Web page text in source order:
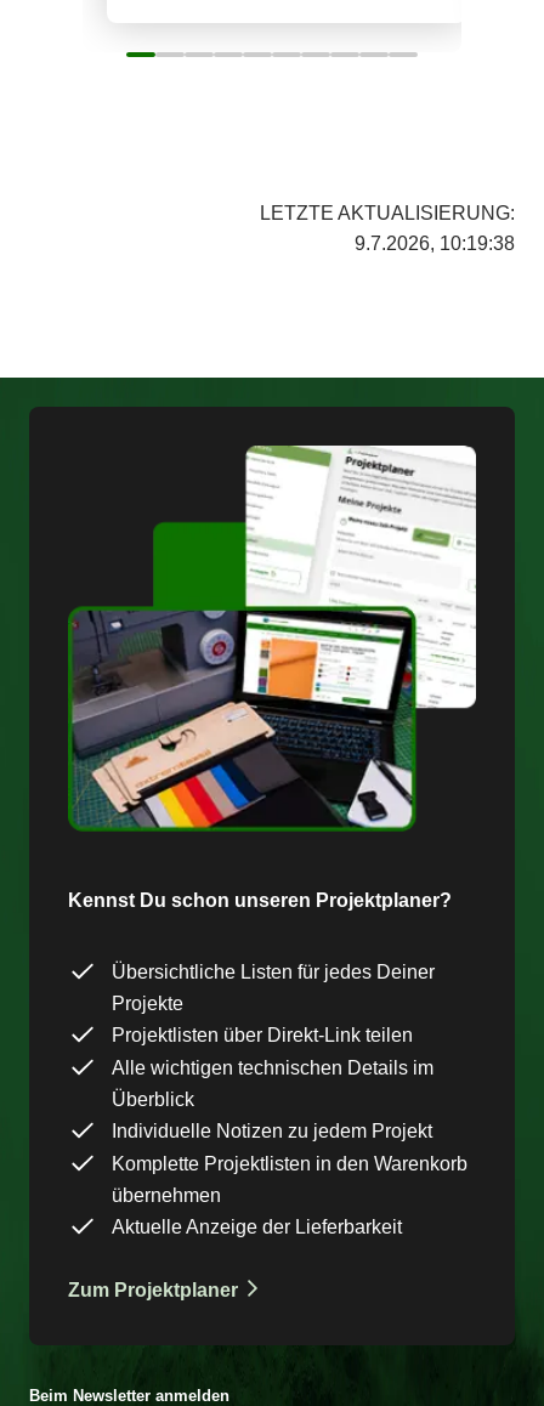
LETZTE AKTUALISIERUNG:
9.7.2026, 10:19:38
Kennst Du schon unseren Projektplaner?
Übersichtliche Listen für jedes Deiner
Projekte
Projektlisten über Direkt-Link teilen
Alle wichtigen technischen Details im
Überblick
Individuelle Notizen zu jedem Projekt
Komplette Projektlisten in den Warenkorb
übernehmen
Aktuelle Anzeige der Lieferbarkeit
Zum Projektplaner
Beim Newsletter anmelden